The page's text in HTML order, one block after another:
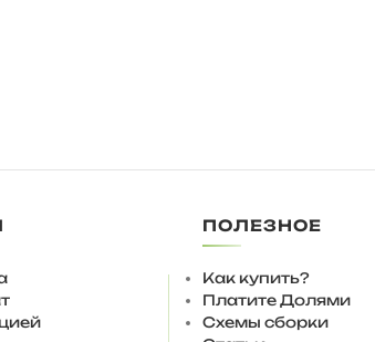
дополнительно опоры можно
опор не рекомендуется, только
самостоятельным отдельным
ПОЛЕЗНОЕ
Как купить?
Платите Долями
Схемы сборки